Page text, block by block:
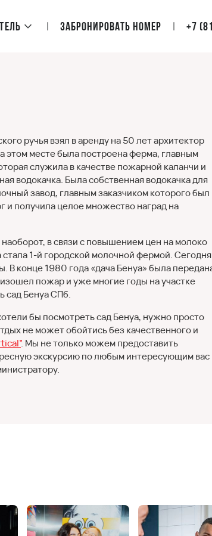
Забронировать номер +7
ручья взял в аренду на 50 лет архитектор
этом месте была построена ферма, главным
служила в качестве пожарной каланчи и
водокачка. Была собственная водокачка для
завод, главным заказчиком которого был
и получила целое множество наград на
в связи с повышением цен на молоко
1-й городской молочной фермой. Сегодня
В конце 1980 года «дача Бенуа» была
пожар и уже многие годы на участке
сад Бенуа СПб.
бы посмотреть сад Бенуа, нужно просто
не может обойтись без качественного и
. Мы не только можем предоставить
экскурсию по любым интересующим вас